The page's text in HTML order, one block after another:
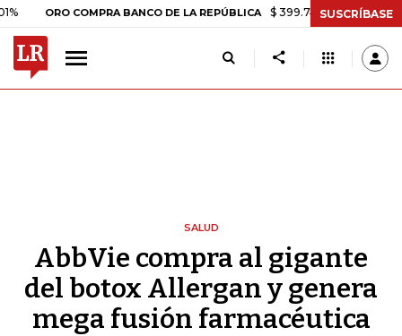
ORO COMPRA BANCO DE LA REPÚBLICA $ 399.745,16 +$ 2.295,71
SUSCRÍBASE
SALUD
AbbVie compra al gigante
del botox Allergan y genera
mega fusión farmacéutica